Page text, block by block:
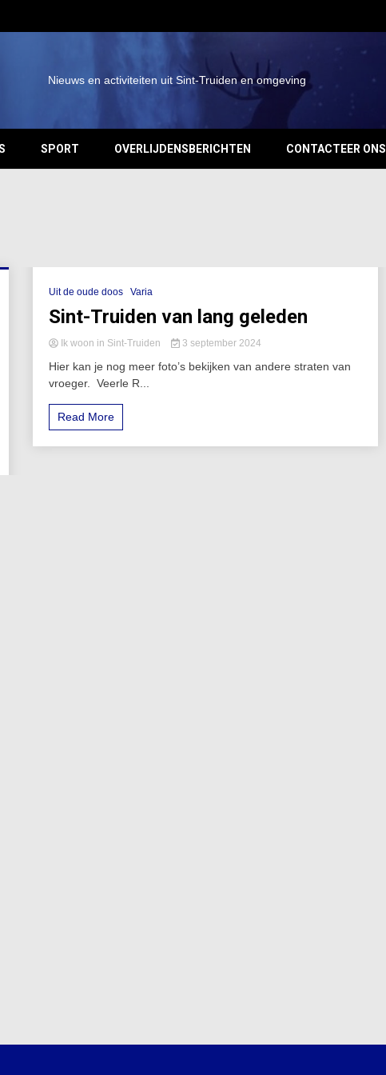
Nieuws en activiteiten uit Sint-Truiden en omgeving
SPORT OVERLIJDENSBERICHTEN CONTACTEER ONS
Uit de oude doos Varia
Sint-Truiden van lang geleden
Ik woon in Sint-Truiden 3 september 2024
Hier kan je nog meer foto’s bekijken van andere straten van
vroeger. Veerle R...
Read More